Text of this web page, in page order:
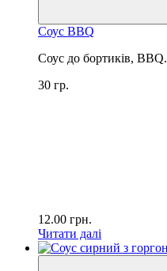
Соус BBQ
Соус до бортиків, BBQ.
30 гр.
12.00 грн.
Читати далі